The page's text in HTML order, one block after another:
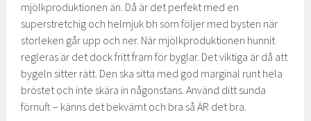
mjölkproduktionen än. Då är det perfekt med en
superstretchig och helmjuk bh som följer med bysten när
storleken går upp och ner. När mjölkproduktionen hunnit
regleras är det dock fritt fram för byglar. Det viktiga är då att
bygeln sitter rätt. Den ska sitta med god marginal runt hela
bröstet och inte skära in någonstans. Använd ditt sunda
förnuft – känns det bekvämt och bra så ÄR det bra.